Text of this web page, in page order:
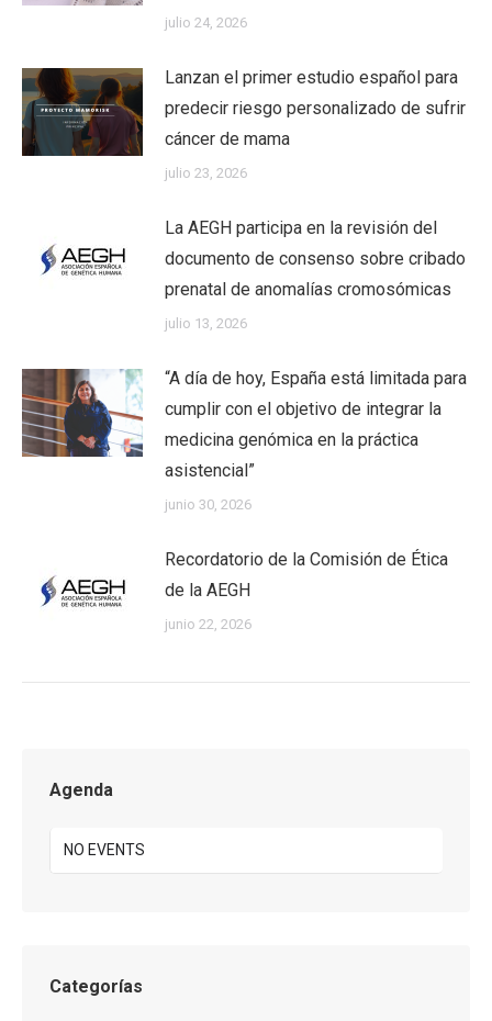
julio 24, 2026
Lanzan el primer estudio español para
predecir riesgo personalizado de sufrir
cáncer de mama
julio 23, 2026
La AEGH participa en la revisión del
documento de consenso sobre cribado
prenatal de anomalías cromosómicas
julio 13, 2026
“A día de hoy, España está limitada para
cumplir con el objetivo de integrar la
medicina genómica en la práctica
asistencial”
junio 30, 2026
Recordatorio de la Comisión de Ética
de la AEGH
junio 22, 2026
Agenda
NO EVENTS
Categorías